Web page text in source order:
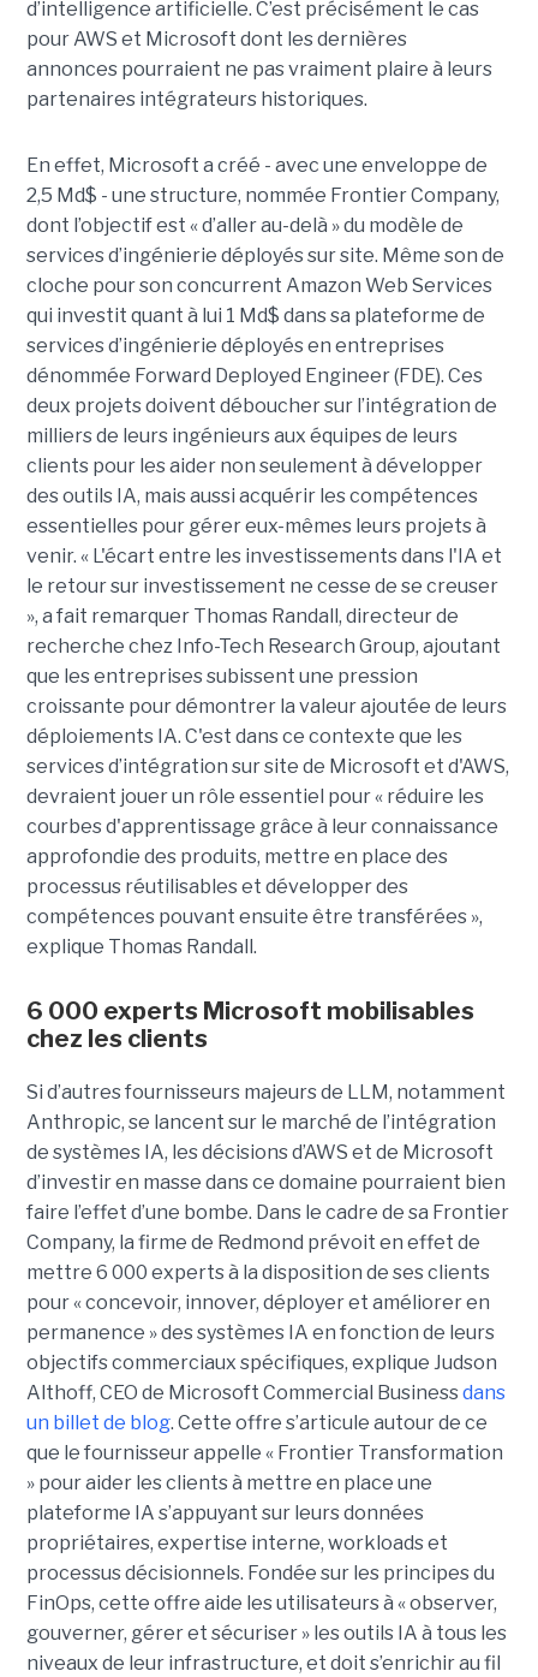
d’intelligence artificielle. C’est précisément le cas
pour AWS et Microsoft dont les dernières
annonces pourraient ne pas vraiment plaire à leurs
partenaires intégrateurs historiques.
En effet, Microsoft a créé - avec une enveloppe de
2,5 Md$ - une structure, nommée Frontier Company,
dont l’objectif est « d’aller au-delà » du modèle de
services d’ingénierie déployés sur site. Même son de
cloche pour son concurrent Amazon Web Services
qui investit quant à lui 1 Md$ dans sa plateforme de
services d’ingénierie déployés en entreprises
dénommée Forward Deployed Engineer (FDE). Ces
deux projets doivent déboucher sur l’intégration de
milliers de leurs ingénieurs aux équipes de leurs
clients pour les aider non seulement à développer
des outils IA, mais aussi acquérir les compétences
essentielles pour gérer eux-mêmes leurs projets à
venir. « L'écart entre les investissements dans l'IA et
le retour sur investissement ne cesse de se creuser
», a fait remarquer Thomas Randall, directeur de
recherche chez Info-Tech Research Group, ajoutant
que les entreprises subissent une pression
croissante pour démontrer la valeur ajoutée de leurs
déploiements IA. C'est dans ce contexte que les
services d’intégration sur site de Microsoft et d'AWS,
devraient jouer un rôle essentiel pour « réduire les
courbes d'apprentissage grâce à leur connaissance
approfondie des produits, mettre en place des
processus réutilisables et développer des
compétences pouvant ensuite être transférées »,
explique Thomas Randall.
6 000 experts Microsoft mobilisables
chez les clients
Si d’autres fournisseurs majeurs de LLM, notamment
Anthropic, se lancent sur le marché de l’intégration
de systèmes IA, les décisions d’AWS et de Microsoft
d’investir en masse dans ce domaine pourraient bien
faire l’effet d’une bombe. Dans le cadre de sa Frontier
Company, la firme de Redmond prévoit en effet de
mettre 6 000 experts à la disposition de ses clients
pour « concevoir, innover, déployer et améliorer en
permanence » des systèmes IA en fonction de leurs
objectifs commerciaux spécifiques, explique Judson
Althoff, CEO de Microsoft Commercial Businessdans
un billet de blog. Cette offre s’articule autour de ce
que le fournisseur appelle « Frontier Transformation
» pour aider les clients à mettre en place une
plateforme IA s’appuyant sur leurs données
propriétaires, expertise interne, workloads et
processus décisionnels. Fondée sur les principes du
FinOps, cette offre aide les utilisateurs à « observer,
gouverner, gérer et sécuriser » les outils IA à tous les
niveaux de leur infrastructure, et doit s’enrichir au fil